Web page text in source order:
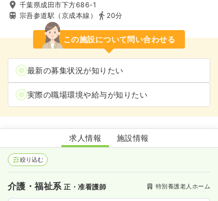
千葉県成田市下方686-1
宗吾参道駅（京成本線）
20分
この施設について問い合わせる
最新の募集状況が知りたい
実際の職場環境や給与が知りたい
特別養護老人ホーム杜の家なりた
求人情報 施設情報
絞り込む
介護・福祉系正・准看護師 特別養護老人ホーム